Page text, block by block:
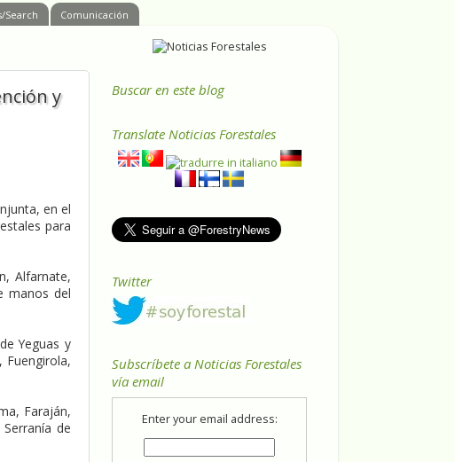
Search Comunicación
y
en el
para
Alfarnate,
manos del
Yeguas y
Fuengirola,
Faraján,
de
Buscar en este blog
Translate Noticias Forestales
Twitter
Subscríbete a Noticias Forestales
vía email
Enter your email address: